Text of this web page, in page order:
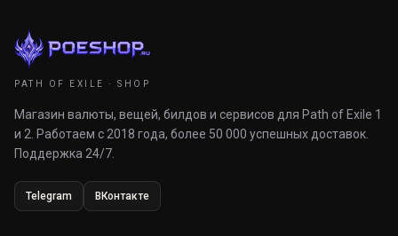
PATH OF EXILE · SHOP
Магазин валюты, вещей, билдов и сервисов для Path of Exile 1
и 2. Работаем с 2018 года, более 50 000 успешных доставок.
Поддержка 24/7.
Telegram ВКонтакте